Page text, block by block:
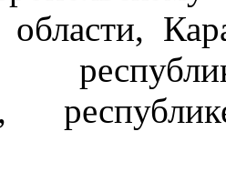
области,